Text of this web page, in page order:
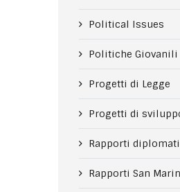
Political Issues
Politiche Giovanili
Progetti di Legge
Progetti di
Rapporti
Rapporti San